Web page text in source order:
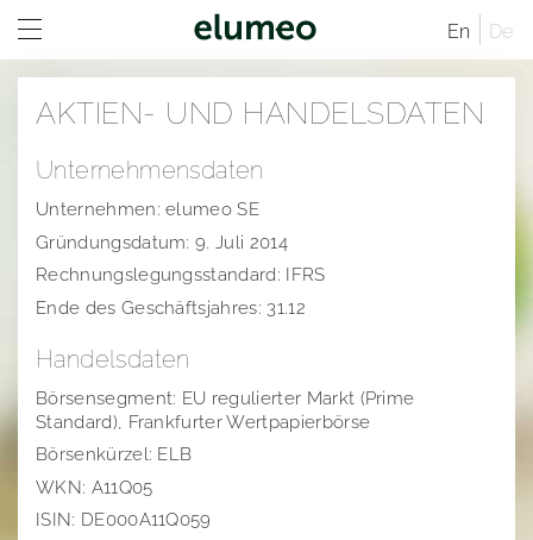
En De
Unternehmensprofil
Standorte
Verwaltungsrat
Nachhaltigkeit
Marken
jooli
Investor Relations Übersicht
Vertriebskanäle
Geschäftsordnung
Satzung der elumeo SE
Vergangene Entsprechenserklärungen
Mitteilungen
Ad-Hoc-Publikationen
Research
AKTIEN- UND HANDELSDATEN
Unternehmensdaten
Unternehmen: elumeo SE
Gründungsdatum: 9. Juli 2014
Rechnungslegungsstandard: IFRS
Ende des Geschäftsjahres: 31.12
Handelsdaten
Börsensegment: EU regulierter Markt (Prime
Standard), Frankfurter Wertpapierbörse
Börsenkürzel: ELB
WKN: A11Q05
ISIN: DE000A11Q059